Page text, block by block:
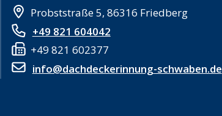
Probststraße 5, 86316 Friedberg
+49 821 604042
+49 821 602377
info@dachdeckerinnung-schwaben.de